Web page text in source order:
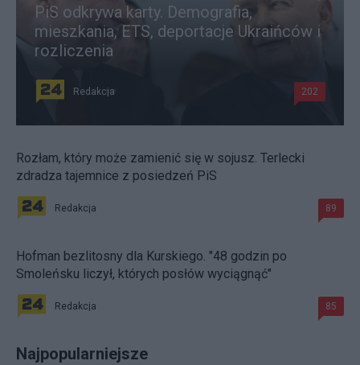
PiS odkrywa karty. Demografia,
mieszkania, ETS, deportacje Ukraińców i
rozliczenia
Redakcja 202
Rozłam, który może zamienić się w sojusz. Terlecki
zdradza tajemnice z posiedzeń PiS
Redakcja 89
Hofman bezlitosny dla Kurskiego. "48 godzin po
Smoleńsku liczył, których posłów wyciągnąć"
Redakcja 85
Najpopularniejsze